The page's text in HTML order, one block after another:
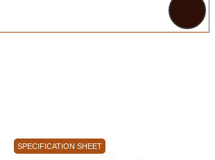
SPECIFICATION SHEET